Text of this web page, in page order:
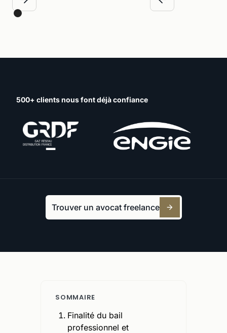
500+ clients nous font déjà confiance
Trouver un avocat freelance
SOMMAIRE
Finalité du bail
professionnel et